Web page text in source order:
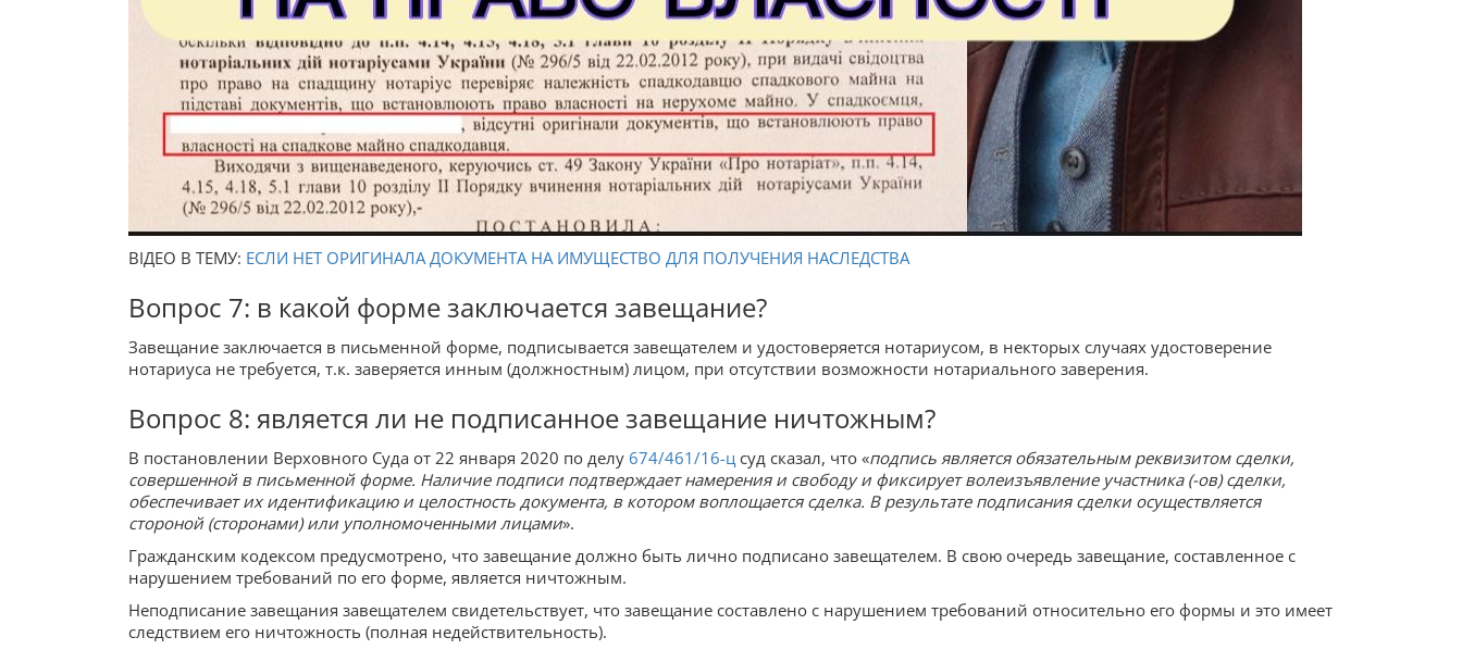
ВІДЕО В ТЕМУ: ЕСЛИ НЕТ ОРИГИНАЛА ДОКУМЕНТА НА ИМУЩЕСТВО ДЛЯ ПОЛУЧЕНИЯ НАСЛЕДСТВА
Вопрос 7: в какой форме заключается завещание?
Завещание заключается в письменной форме, подписывается завещателем и удостоверяется нотариусом, в некторых случаях удостоверение
нотариуса не требуется, т.к. заверяется инным (должностным) лицом, при отсутствии возможности нотариального заверения.
Вопрос 8: является ли не подписанное завещание ничтожным?
В постановлении Верховного Суда от 22 января 2020 по делу 674/461/16-ц суд сказал, что «подпись является обязательным реквизитом сделки,
совершенной в письменной форме. Наличие подписи подтверждает намерения и свободу и фиксирует волеизъявление участника (-ов) сделки,
обеспечивает их идентификацию и целостность документа, в котором воплощается сделка. В результате подписания сделки осуществляется
стороной (сторонами) или уполномоченными лицами».
Гражданским кодексом предусмотрено, что завещание должно быть лично подписано завещателем. В свою очередь завещание, составленное с
нарушением требований по его форме, является ничтожным.
Неподписание завещания завещателем свидетельствует, что завещание составлено с нарушением требований относительно его формы и это имеет
следствием его ничтожность (полная недействительность).